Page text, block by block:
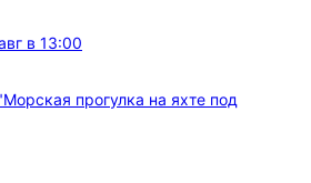
в 13:00